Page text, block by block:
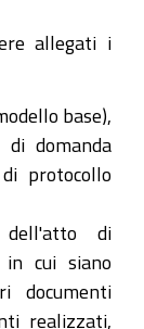
allegati i
base),
di domanda
protocollo
dell'atto di
cui siano
documenti
realizzati,